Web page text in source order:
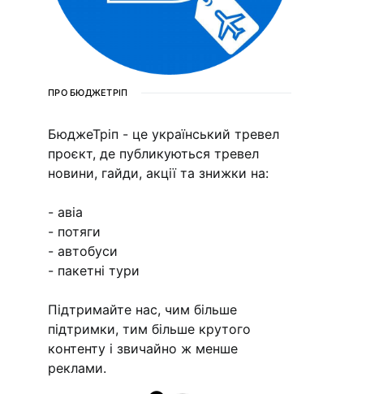
ПРО БЮДЖЕТРІП
БюджеТріп - це український тревел
проєкт, де публикуються тревел
новини, гайди, акції та знижки на:
- авіа
- потяги
- автобуси
- пакетні тури
Підтримайте нас, чим більше
підтримки, тим більше крутого
контенту і звичайно ж менше
реклами.